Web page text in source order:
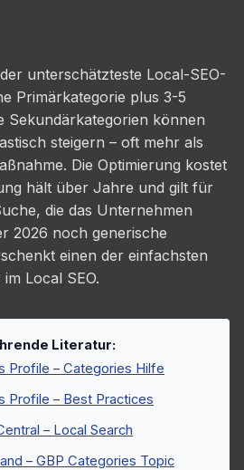
unterschätzteste Local-SEO-
Primärkategorie plus 3-5
Sekundärkategorien können
steigern – oft mehr als
Die Optimierung kostet
hält über Jahre und gilt für
die das Unternehmen
2026 noch generische
einen der einfachsten
Local SEO.
Literatur:
Profile – Categories Hilfe
Profile – Best Practices
– Local Search
– GBP Categories Topic